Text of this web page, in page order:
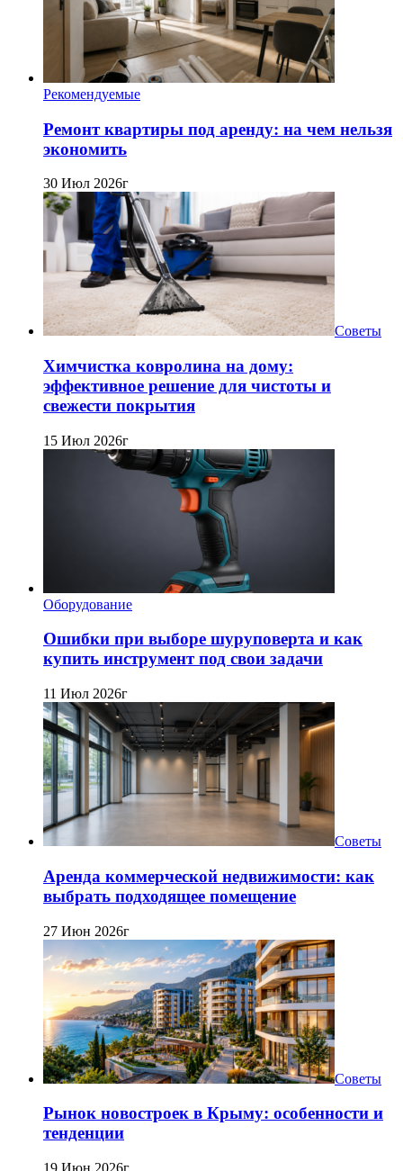
Рекомендуемые
Ремонт квартиры под аренду: на чем нельзя
экономить
30 Июл 2026г
Советы
Химчистка ковролина на дому:
эффективное решение для чистоты и
свежести покрытия
15 Июл 2026г
Оборудование
Ошибки при выборе шуруповерта и как
купить инструмент под свои задачи
11 Июл 2026г
Советы
Аренда коммерческой недвижимости: как
выбрать подходящее помещение
27 Июн 2026г
Советы
Рынок новостроек в Крыму: особенности и
тенденции
19 Июн 2026г